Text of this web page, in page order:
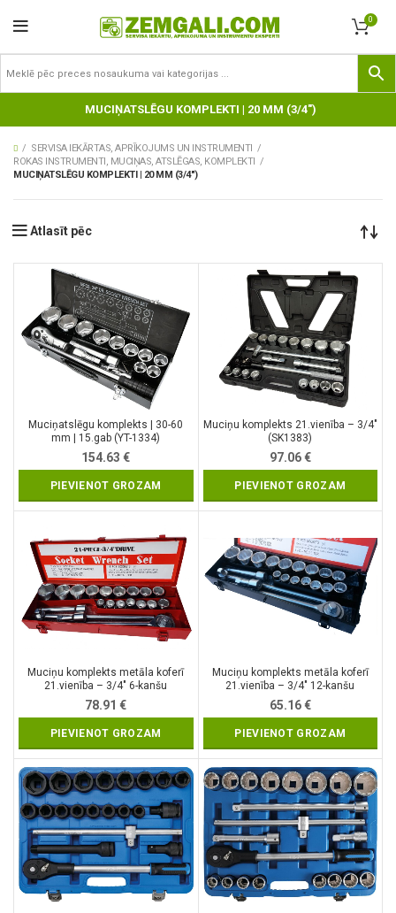
0
MUCIŅATSLĒGU KOMPLEKTI | 20 MM (3/4")
SERVISA IEKĀRTAS, APRĪKOJUMS UN INSTRUMENTI
ROKAS INSTRUMENTI, MUCIŅAS, ATSLĒGAS, KOMPLEKTI
MUCIŅATSLĒGU KOMPLEKTI | 20 MM (3/4")
Atlasīt pēc
Muciņatslēgu komplekts | 30-60
mm | 15.gab (YT-1334)
154.63€
PIEVIENOT GROZAM
Muciņu komplekts 21.vienība – 3/4″
(SK1383)
97.06€
PIEVIENOT GROZAM
Muciņu komplekts metāla koferī
21.vienība – 3/4″ 6-kanšu
(SK780576)
78.91€
PIEVIENOT GROZAM
Muciņu komplekts metāla koferī
21.vienība – 3/4″ 12-kanšu
(SK780577)
65.16€
PIEVIENOT GROZAM